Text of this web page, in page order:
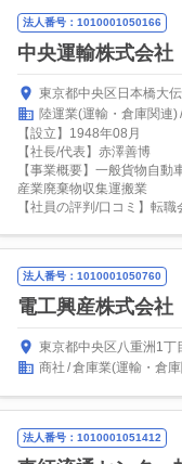
法人番号：1010001050166
中央運輸株式会社
東京都中央区日本橋大
陸運業(運輸・倉庫関連)
【設立】1948年08月
【社長/代表】赤澤善博
【事業概要】一般貨物自
産業廃棄物収集運搬業
【社員の評判/口コミ】転
法人番号：1010001050760
電工興産株式会社
東京都中央区八重洲1丁
商社 倉庫業(運輸・倉
法人番号：1010001051412